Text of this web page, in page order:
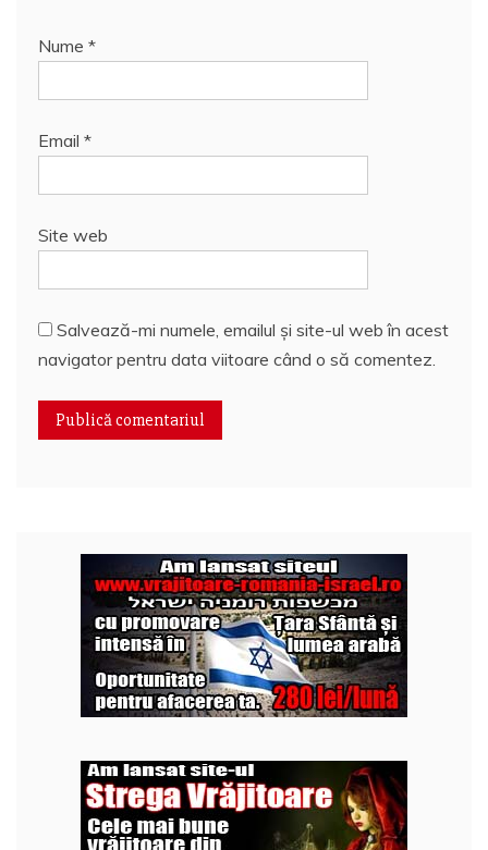
Nume *
Email *
Site web
Salvează-mi numele, emailul și site-ul web în acest
navigator pentru data viitoare când o să comentez.